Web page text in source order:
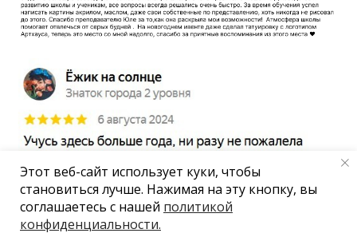
Этот веб-сайт использует куки, чтобы
становиться лучше. Нажимая на эту кнопку, вы
соглашаетесь с нашей политикой
конфиденциальности.